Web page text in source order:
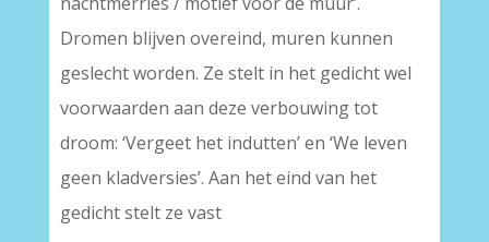
Dromen blijven overeind, muren kunnen
geslecht worden. Ze stelt in het gedicht wel
voorwaarden aan deze verbouwing tot
droom: ‘Vergeet het indutten’ en ‘We leven
geen kladversies’. Aan het eind van het
gedicht stelt ze vast